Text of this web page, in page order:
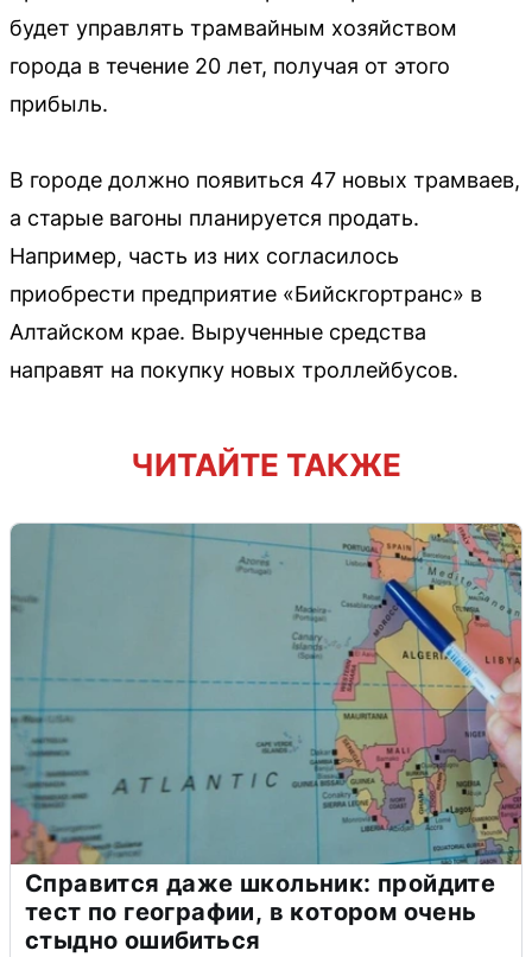
будет управлять трамвайным хозяйством
города в течение 20 лет, получая от этого
прибыль.
В городе должно появиться 47 новых трамваев,
а старые вагоны планируется продать.
Например, часть из них согласилось
приобрести предприятие «Бийскгортранс» в
Алтайском крае. Вырученные средства
направят на покупку новых троллейбусов.
ЧИТАЙТЕ ТАКЖЕ
Справится даже школьник: пройдите
тест по географии, в котором очень
стыдно ошибиться